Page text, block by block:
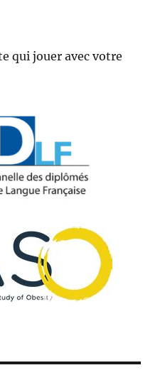
qui jouer avec votre